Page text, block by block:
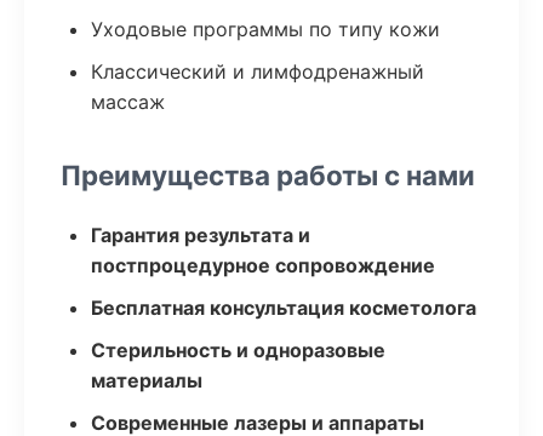
Уходовые программы по типу кожи
Классический и лимфодренажный
массаж
Преимущества работы с нами
Гарантия результата и
постпроцедурное сопровождение
Бесплатная консультация косметолога
Стерильность и одноразовые
материалы
Современные лазеры и аппараты